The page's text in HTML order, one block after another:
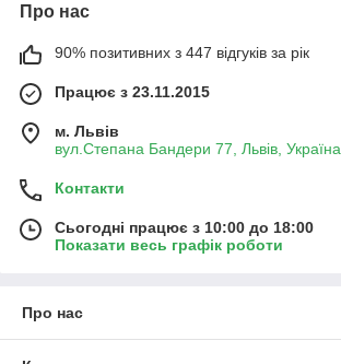
Про нас
90% позитивних з 447 відгуків за рік
Працює з 23.11.2015
м. Львів
вул.Степана Бандери 77, Львів, Україна
Контакти
Сьогодні працює з 10:00 до 18:00
Показати весь графік роботи
Про нас